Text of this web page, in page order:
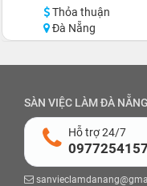
Thỏa thuận
Đà Nẵng
SÀN VIỆC LÀM ĐÀ NẴNG
Hỗ trợ 24/7
0977254157